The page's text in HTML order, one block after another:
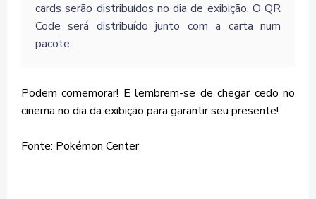
cards serão distribuídos no dia de exibição. O QR
Code será distribuído junto com a carta num
pacote.
Podem comemorar! E lembrem-se de chegar cedo no
cinema no dia da exibição para garantir seu presente!
Fonte: Pokémon Center